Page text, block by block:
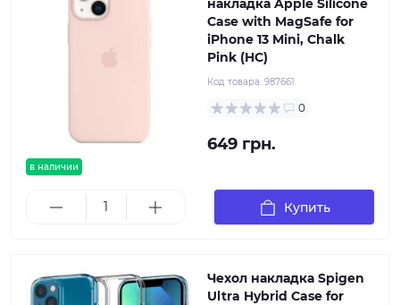
в наличии
накладка Apple Silicone
Case with MagSafe for
iPhone 13 Mini, Chalk
Pink (HC)
Код товара: 987661
0
649 грн.
Купить
Чехол накладка Spigen
Ultra Hybrid Case for